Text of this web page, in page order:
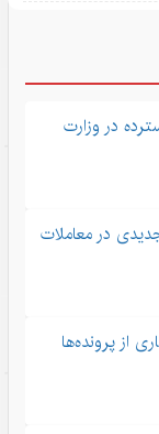
در وزارت
در معاملات
از پرونده‌ها